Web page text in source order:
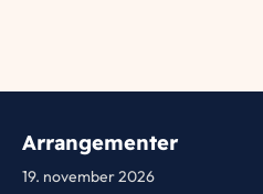
Arrangementer
19. november 2026